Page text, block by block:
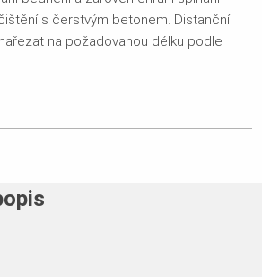
s čerstvým betonem. Distanční
na požadovanou délku podle